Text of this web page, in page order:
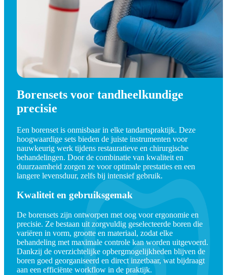
Borensets voor tandheelkundige
precisie
Een borenset is onmisbaar in elke tandartspraktijk. Deze
hoogwaardige sets bieden de juiste instrumenten voor
nauwkeurig werk tijdens restauratieve en chirurgische
behandelingen. Door de combinatie van kwaliteit en
duurzaamheid zorgen ze voor optimale prestaties en een
langere levensduur, zelfs bij intensief gebruik.
Kwaliteit en gebruiksgemak
De borensets zijn ontworpen met oog voor ergonomie en
precisie. Ze bestaan uit zorgvuldig geselecteerde boren die
variëren in vorm, grootte en materiaal, zodat elke
behandeling met maximale controle kan worden uitgevoerd.
Dankzij de overzichtelijke opbergmogelijkheden blijven de
boren goed georganiseerd en direct inzetbaar, wat bijdraagt
aan een efficiënte workflow in de praktijk.